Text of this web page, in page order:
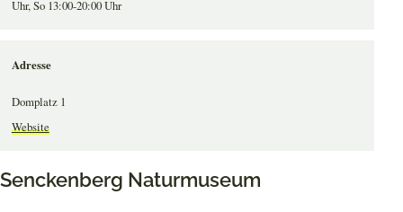
Uhr, So 13:00-20:00 Uhr
Adresse
Domplatz 1
Website
Senckenberg Naturmuseum